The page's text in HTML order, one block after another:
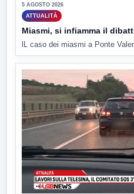
5 AGOSTO 2026
ATTUALITÀ
Miasmi, si infiamma il
lL caso dei miasmi a Ponte